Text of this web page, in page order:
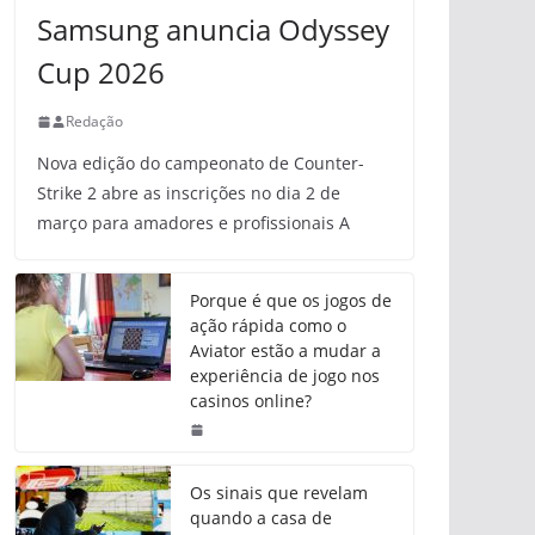
Samsung anuncia Odyssey
Cup 2026
Redação
Nova edição do campeonato de Counter-
Strike 2 abre as inscrições no dia 2 de
março para amadores e profissionais A
Porque é que os jogos de
ação rápida como o
Aviator estão a mudar a
experiência de jogo nos
casinos online?
Os sinais que revelam
quando a casa de